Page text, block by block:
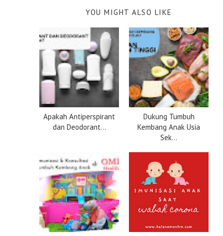
YOU MIGHT ALSO LIKE
Apakah Antiperspirant
dan Deodorant...
Dukung Tumbuh
Kembang Anak Usia
Sek...